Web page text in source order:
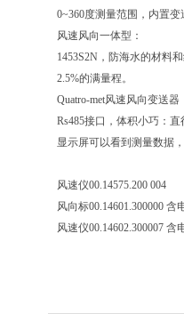
0~360度测量范围，内置
风速风向一体型：
1453S2N，防海水的材料
2.5%的满量程。
Quatro-met风速风向变送
Rs485接口，体积小巧：
显示屏可以看到测量数据
风速仪00.14575.200 004
风向标00.14601.300000 含
风速仪00.14602.300007 含